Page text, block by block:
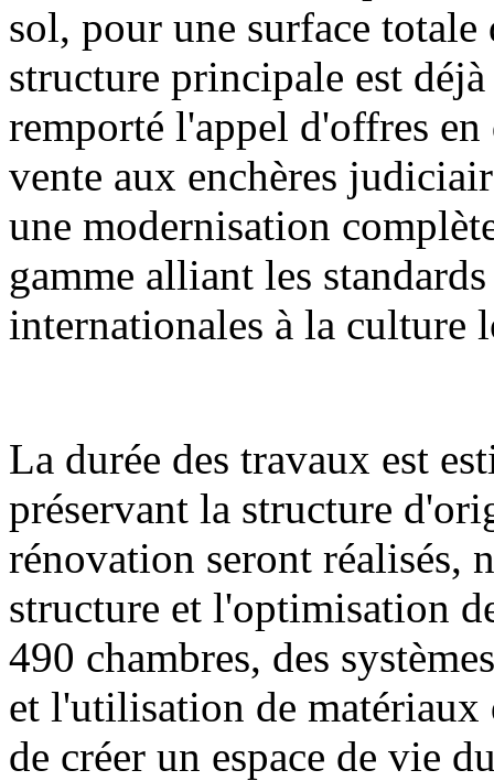
sol, pour une surface
structure principale est
remporté l'appel d'offres
vente aux enchères
une modernisation
gamme alliant les
internationales à la culture
La durée des travaux est
préservant la structure
rénovation seront réalisés,
structure et l'optimisation
490 chambres, des
et l'utilisation de
de créer un espace de vie